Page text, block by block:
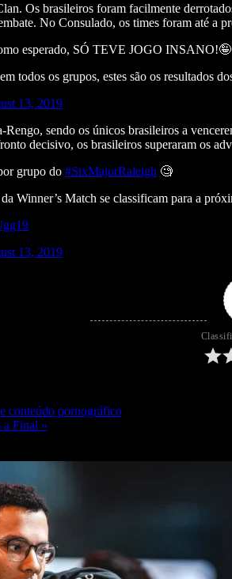
Os brasileiros foram facilmente
No Consulado, os times foram até a
esperado, SÓ TEVE JOGO
os grupos, estes são os resultados
13, 2019
sendo os únicos brasileiros a
decisivo, os brasileiros superaram os
grupo do #SixMajorRaleigh 🧐
Winner’s Match se classificam para a
13, 2019
conteúdo pornográfico
Final »